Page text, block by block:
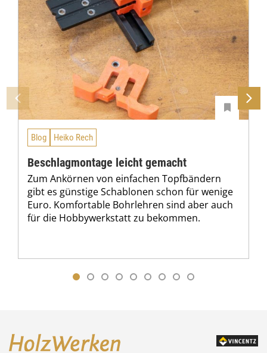
Blog Heiko Rech
Beschlagmontage leicht gemacht
Zum Ankörnen von einfachen Topfbändern
gibt es günstige Schablonen schon für wenige
Euro. Komfortable Bohrlehren sind aber auch
für die Hobbywerkstatt zu bekommen.